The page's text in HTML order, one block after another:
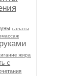
салаты
жира
с